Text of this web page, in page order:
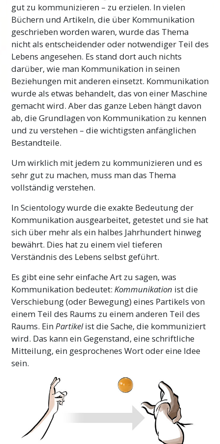
Vorträgen, Büchern und Schriften
aufgezeichnethat. Er entwickelte höchst
erfolgreiche Methoden, um Menschen zu
helfen, die Teile von Kommunikation zu
verstehen und zu lernen, wie sie ihre
Fähigkeit, mit anderen zu kommunizieren,
verbessern können. Seine Entdeckungen auf
nur diesem einenGebiet – Kommunikation –
werdentäglich von Millionen von Menschen
auf der ganzen Welt mit enormem Erfolg
verwendet.
In diesem Kapitel werden Sie lernen, was gute
Kommunikation ist und wie man schlechte
Kommunikation erkennt. Sie werden lernen,
was die Bestandteile von Kommunikation
sind und wie man sie verwendet, wenn man
mit anderen kommuniziert.
Wenn Sie die Bestandteile von
Kommunikation verstehen und lernen, wie
man sie verwendet, werden Sie wertvolle
haben, die Sie für immer
verwenden können.
L. Ron Hubbard schrieb einmal, dass ein
Mensch so lebendig ist, wie er
kommunizieren kann.
Wichtiger Hinweis
Achten Sie bei diesem Kurs sehr sorgfältig
darauf, dass Sie niemals über ein Wort
hinweggehen, das Sie nicht vollständig
verstehen. Der einzige Grund, warum jemand
ein Studium aufgibt, verwirrt oder
lernunfähig wird, liegt darin, dass er über ein
nicht verstandenes Wort hinweggegangen ist.
gut zu kommunizieren – zu erzielen. In vielen
Büchern und Artikeln, die über Kommunikation
geschrieben worden waren, wurde das Thema
nicht als entscheidender oder notwendiger Teil des
Lebens angesehen. Es stand dort auch nichts
darüber, wie man Kommunikation in seinen
Beziehungen mit anderen einsetzt. Kommunikation
wurde als etwas behandelt, das von einer Maschine
gemacht wird. Aber das ganze Leben hängt davon
ab, die Grundlagen von Kommunikation zu kennen
und zu verstehen – die wichtigsten anfänglichen
Bestandteile.
Um wirklich mit jedem zu kommunizieren und es
sehr gut zu machen, muss man das Thema
vollständig verstehen.
In Scientology wurde die exakte Bedeutung der
Kommunikation ausgearbeitet, getestet und sie hat
sich über mehr als ein halbes Jahrhundert hinweg
bewährt. Dies hat zu einem viel tieferen
Verständnis des Lebens selbst geführt.
Es gibt eine sehr einfache Art zu sagen, was
Kommunikation bedeutet: Kommunikation ist die
Verschiebung (oder Bewegung) eines Partikels von
einem Teil des Raums zu einem anderen Teil des
Raums. Ein Partikelist die Sache, die kommuniziert
wird. Das kann ein Gegenstand, eine schriftliche
Mitteilung, ein gesprochenes Wort oder eine Idee
sein.